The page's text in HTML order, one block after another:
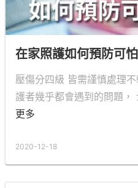
在家照護如何預防可
壓傷分四級 皆需謹慎處理
護者幾乎都會遇到的問題，
更多
2020-12-18